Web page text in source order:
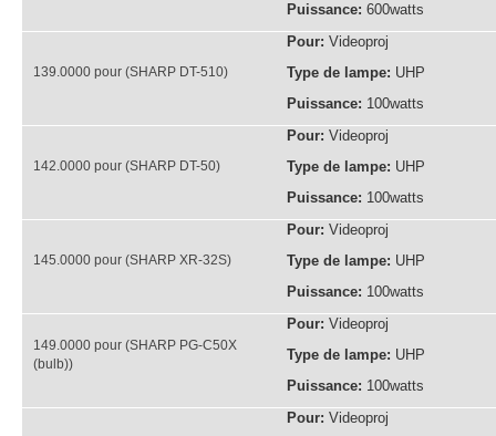
Puissance: 600watts
139.0000 pour (SHARP DT-510)
Pour: Videoproj
Type de lampe: UHP
Puissance: 100watts
142.0000 pour (SHARP DT-50)
Pour: Videoproj
Type de lampe: UHP
Puissance: 100watts
145.0000 pour (SHARP XR-32S)
Pour: Videoproj
Type de lampe: UHP
Puissance: 100watts
149.0000 pour (SHARP PG-C50X
(bulb))
Pour: Videoproj
Type de lampe: UHP
Puissance: 100watts
Pour: Videoproj